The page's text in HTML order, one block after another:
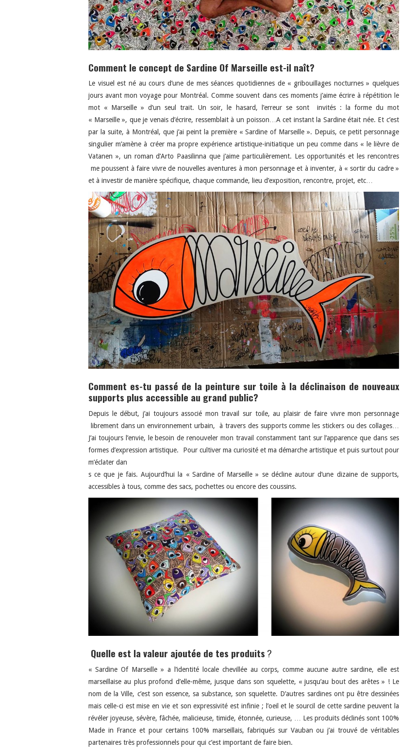
Comment le concept de Sardine Of Marseille est-il naît?
Le visuel est né au cours d’une de mes séances quotidiennes de « gribouillages nocturnes » quelques
jours avant mon voyage pour Montréal. Comme souvent dans ces moments j’aime écrire à répétition le
mot « Marseille » d’un seul trait. Un soir, le hasard, l’erreur se sont invités : la forme du mot
« Marseille », que je venais d’écrire, ressemblait à un poisson…A cet instant la Sardine était née. Et c’est
par la suite, à Montréal, que j’ai peint la première « Sardine of Marseille ». Depuis, ce petit personnage
singulier m’amène à créer ma propre expérience artistique-initiatique un peu comme dans « le lièvre de
Vatanen », un roman d’Arto Paasilinna que j’aime particulièrement. Les opportunités et les rencontres
me poussent à faire vivre de nouvelles aventures à mon personnage et à inventer, à « sortir du cadre »
et à investir de manière spécifique, chaque commande, lieu d’exposition, rencontre, projet, etc…
Comment es-tu passé de la peinture sur toile à la déclinaison de nouveaux
supports plus accessible au grand public?
Depuis le début, j’ai toujours associé mon travail sur toile, au plaisir de faire vivre mon personnage
librement dans un environnement urbain, à travers des supports comme les stickers ou des collages…
J’ai toujours l’envie, le besoin de renouveler mon travail constamment tant sur l’apparence que dans ses
formes d’expression artistique. Pour cultiver ma curiosité et ma démarche artistique et puis surtout pour
m’éclater dan
s ce que je fais. Aujourd’hui la « Sardine of Marseille » se décline autour d’une dizaine de supports,
accessibles à tous, comme des sacs, pochettes ou encore des coussins.
Quelle est la valeur ajoutée de tes produits ?
« Sardine Of Marseille » a l’identité locale chevillée au corps, comme aucune autre sardine, elle est
marseillaise au plus profond d’elle-même, jusque dans son squelette, « jusqu’au bout des arêtes » ! Le
nom de la Ville, c’est son essence, sa substance, son squelette. D’autres sardines ont pu être dessinées
mais celle-ci est mise en vie et son expressivité est infinie ; l’oeil et le sourcil de cette sardine peuvent la
révéler joyeuse, sévère, fâchée, malicieuse, timide, étonnée, curieuse, … Les produits déclinés sont 100%
Made in France et pour certains 100% marseillais, fabriqués sur Vauban ou j’ai trouvé de véritables
partenaires très professionnels pour qui c’est important de faire bien.